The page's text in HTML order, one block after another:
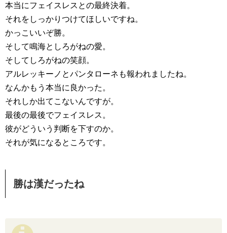
本当にフェイスレスとの最終決着。
それをしっかりつけてほしいですね。
かっこいいぞ勝。
そして鳴海としろがねの愛。
そしてしろがねの笑顔。
アルレッキーノとパンタローネも報われましたね。
なんかもう本当に良かった。
それしか出てこないんですが。
最後の最後でフェイスレス。
彼がどういう判断を下すのか。
それが気になるところです。
勝は漢だったね